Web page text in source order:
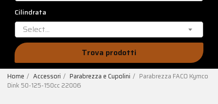
Cilindrata
Select...
Trova prodotti
Home Accessori Parabrezza e Cupolini
Parabrezza FACO Kymco
Dink 50-125-150cc 22006